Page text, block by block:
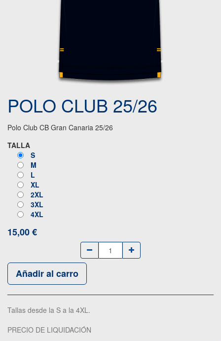
POLO CLUB 25/26
Polo Club CB Gran Canaria 25/26
TALLA
S
M
L
XL
2XL
3XL
4XL
15,00€
Añadir al carro
Tallas desde la S a la 4XL.
PRECIO DE LIQUIDACIÓN